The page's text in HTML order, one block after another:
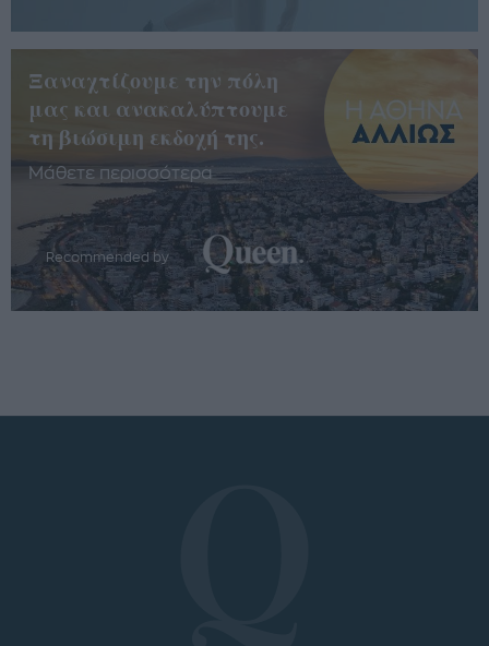
Ξαναχτίζουμε την πόλη
μας και ανακαλύπτουμε
τη βιώσιμη εκδοχή της.
Μάθετε περισσότερα
Recommended by